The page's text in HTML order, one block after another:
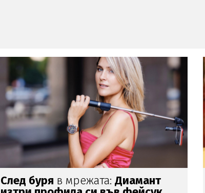
Калоян Паргов: БСП трябва да